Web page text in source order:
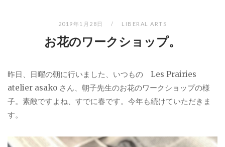
2019年1月28日 LIBERAL ARTS
お花のワークショップ。
昨日、日曜の朝に行いました、いつもの Les Prairies
atelier asako さん、朝子先生のお花のワークショップの様
子。素敵ですよね、すでに春です。今年も続けていただきま
す。